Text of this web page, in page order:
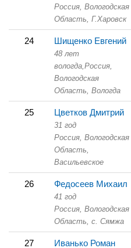
Россия, Вологодская
Область, Г.Харовск
24 Шищенко Евгений
48 лет
вологда,Россия,
Вологодская
Область, Вологда
25 Цветков Дмитрий
31 год
Россия, Вологодская
Область,
Васильевское
26 Федосеев Михаил
41 год
Россия, Вологодская
Область, с. Сямжа
27 Иванько Роман